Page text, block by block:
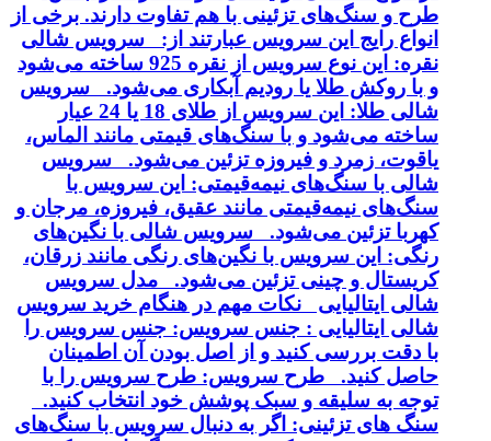
طرح و سنگ‌های تزئینی با هم تفاوت دارند. برخی از
انواع رایج این سرویس عبارتند از: سرویس شالی
نقره: این نوع سرویس از نقره 925 ساخته می‌شود
و با روکش طلا یا رودیم آبکاری می‌شود. سرویس
شالی طلا: این سرویس از طلای 18 یا 24 عیار
ساخته می‌شود و با سنگ‌های قیمتی مانند الماس،
یاقوت، زمرد و فیروزه تزئین می‌شود. سرویس
شالی با سنگ‌های نیمه‌قیمتی: این سرویس با
سنگ‌های نیمه‌قیمتی مانند عقیق، فیروزه، مرجان و
کهربا تزئین می‌شود. سرویس شالی با نگین‌های
رنگی: این سرویس با نگین‌های رنگی مانند زرقان،
کریستال و چینی تزئین می‌شود. مدل سرویس
شالی ایتالیایی نکات مهم در هنگام خرید سرویس
شالی ایتالیایی : جنس سرویس: جنس سرویس را
با دقت بررسی کنید و از اصل بودن آن اطمینان
حاصل کنید. طرح سرویس: طرح سرویس را با
توجه به سلیقه و سبک پوشش خود انتخاب کنید.
سنگ های تزئینی: اگر به دنبال سرویس با سنگ‌های